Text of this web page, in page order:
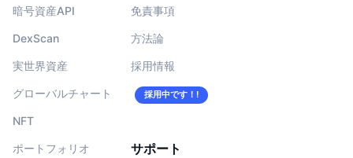
暗号資産API
DexScan
実世界資産
グローバルチャート
NFT
ポートフォリオ
免責事項
方法論
採用情報
採用中です！!
サポート